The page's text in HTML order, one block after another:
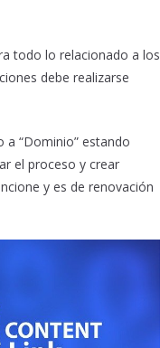
todo lo relacionado a los
debe realizarse
a “Dominio” estando
el proceso y crear
y es de renovación